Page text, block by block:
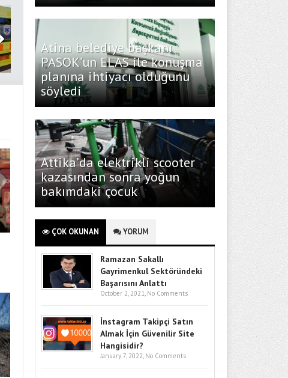
Atina belediye başkanı
PASOK’un ELAS ile konuşma
planına ihtiyacı olduğunu
söyledi
Attika’da elektrikli scooter
kazasından sonra yoğun
bakımdaki çocuk
ÇOK OKUNAN YORUM
Ramazan Sakallı
Gayrimenkul Sektöründeki
Başarısını Anlattı
October 2, 2021, No Comments
İnstagram Takipçi Satın
Almak İçin Güvenilir Site
Hangisidir?
January 7, 2022, No Comments